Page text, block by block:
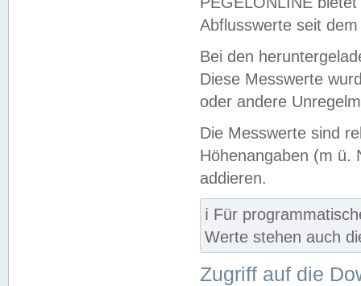
Abflusswerte seit
Bei den
Diese Messwerte
oder andere
Die Messwerte sind
Höhenangaben (m ü.
addieren.
ℹ️ Für
Werte stehen auch
Zugriff auf die